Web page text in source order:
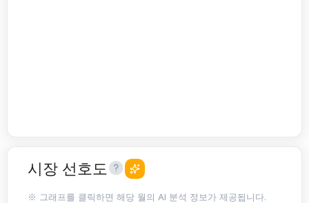
시장 선호도
※ 그래프를 클릭하면 해당 월의 AI 분석 정보가 제공됩니다.